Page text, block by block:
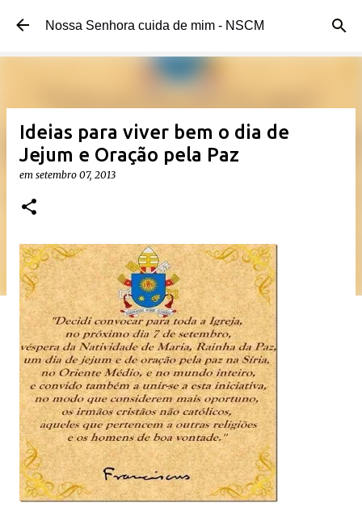
Pular para o conteúdo principal
Nossa Senhora cuida de mim - NSCM
Ideias para viver bem o dia de
Jejum e Oração pela Paz
em setembro 07, 2013